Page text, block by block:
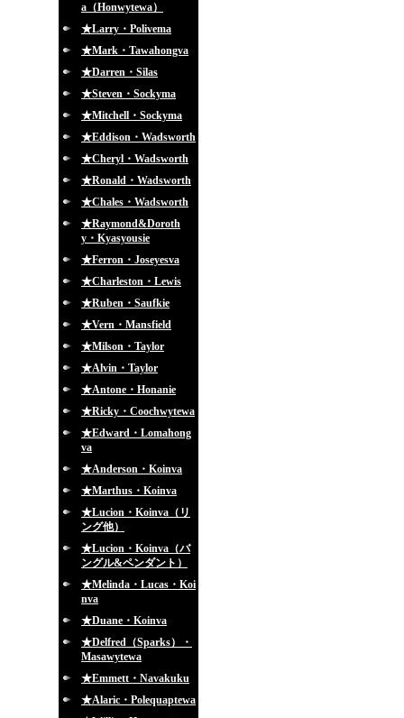
a（Honwytewa）
★Larry・Polivema
★Mark・Tawahongva
★Darren・Silas
★Steven・Sockyma
★Mitchell・Sockyma
★Eddison・Wadsworth
★Cheryl・Wadsworth
★Ronald・Wadsworth
★Chales・Wadsworth
★Raymond&Doroth
y・Kyasyousie
★Ferron・Joseyesva
★Charleston・Lewis
★Ruben・Saufkie
★Vern・Mansfield
★Milson・Taylor
★Alvin・Taylor
★Antone・Honanie
★Ricky・Coochwytewa
★Edward・Lomahong
va
★Anderson・Koinva
★Marthus・Koinva
★Lucion・Koinva（リ
ング他）
★Lucion・Koinva（バ
ングル&ペンダント）
★Melinda・Lucas・Koi
nva
★Duane・Koinva
★Delfred（Sparks）・
Masawytewa
★Emmett・Navakuku
★Alaric・Polequaptewa